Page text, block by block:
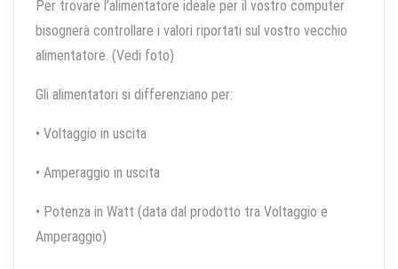
Per trovare l’alimentatore ideale per il vostro computer
bisognerà controllare i valori riportati sul vostro vecchio
alimentatore. (Vedi foto)
Gli alimentatori si differenziano per:
• Voltaggio in uscita
• Amperaggio in uscita
• Potenza in Watt (data dal prodotto tra Voltaggio e
Amperaggio)